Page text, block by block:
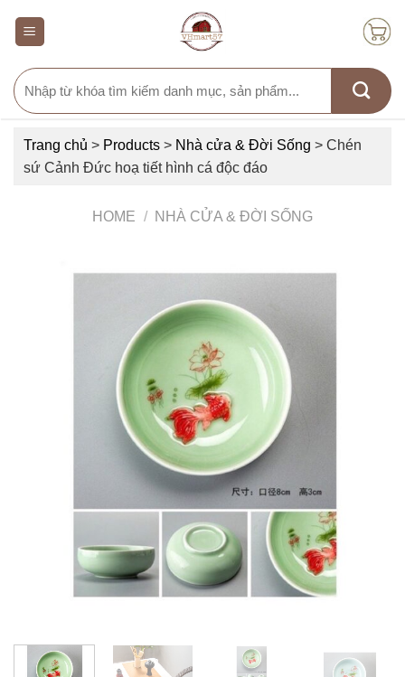
Search
for:
Trang chủ > Products > Nhà cửa & Đời Sống > Chén
sứ Cảnh Đức hoạ tiết hình cá độc đáo
HOME / NHÀ CỬA & ĐỜI SỐNG